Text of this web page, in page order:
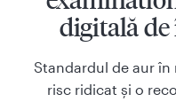
digitală
Standardul de aur
risc ridicat și o